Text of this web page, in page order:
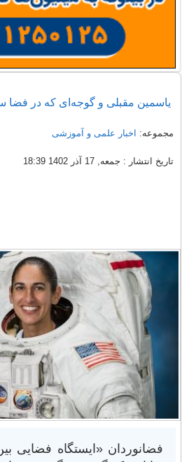
یاسمین مقبلی و گوجه‌ای که در فضا
مجموعه: اخبار علمی و آموزشی
تاریخ انتشار : جمعه, 17 آذر 1402 18:39
فضانوردان «ایستگاه فضایی